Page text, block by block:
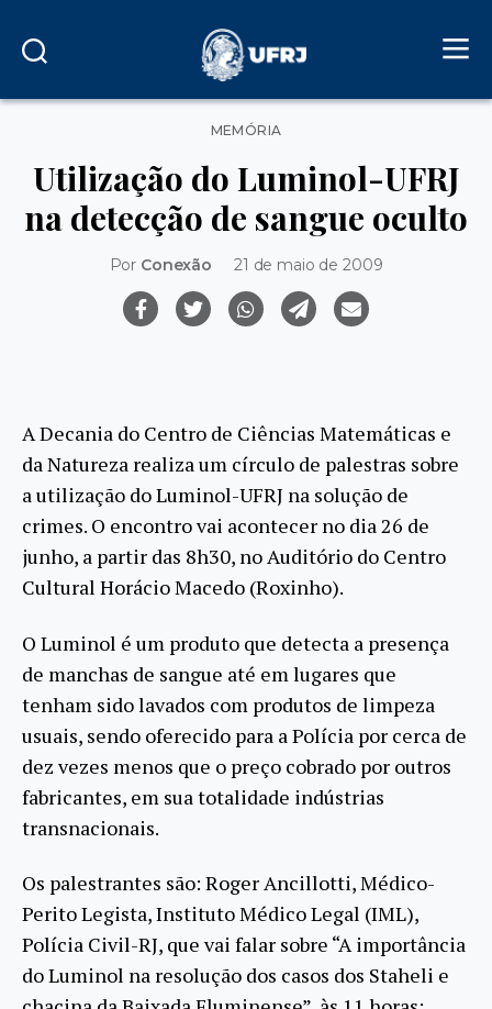
Categorias
MEMÓRIA
Utilização do Luminol-UFRJ
na detecção de sangue oculto
Por Conexão 21 de maio de 2009
A Decania do Centro de Ciências Matemáticas e
da Natureza realiza um círculo de palestras sobre
a utilização do Luminol-UFRJ na solução de
crimes. O encontro vai acontecer no dia 26 de
junho, a partir das 8h30, no Auditório do Centro
Cultural Horácio Macedo (Roxinho).
O Luminol é um produto que detecta a presença
de manchas de sangue até em lugares que
tenham sido lavados com produtos de limpeza
usuais, sendo oferecido para a Polícia por cerca de
dez vezes menos que o preço cobrado por outros
fabricantes, em sua totalidade indústrias
transnacionais.
Os palestrantes são: Roger Ancillotti, Médico-
Perito Legista, Instituto Médico Legal (IML),
Polícia Civil-RJ, que vai falar sobre “A importância
do Luminol na resolução dos casos dos Staheli e